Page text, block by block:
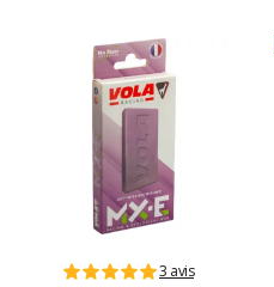
3 avis